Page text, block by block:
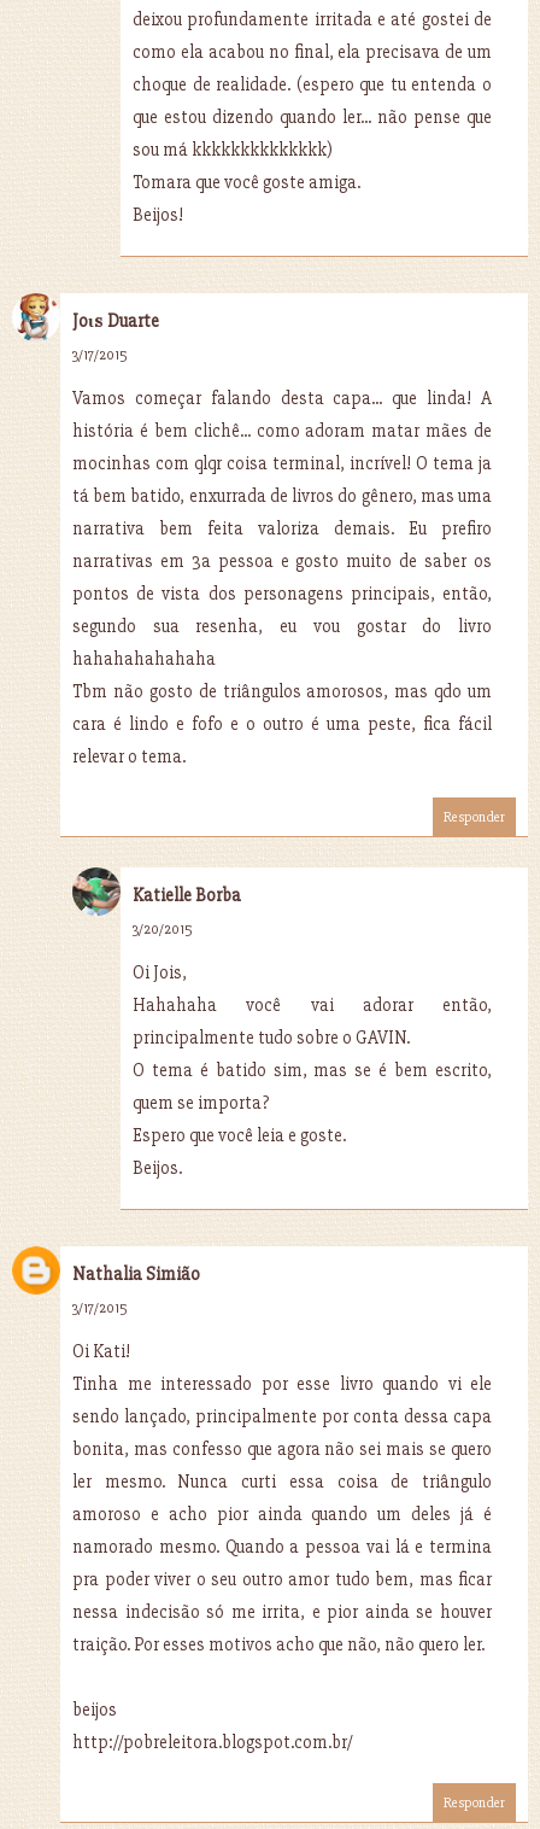
deixou profundamente irritada e até gostei de
como ela acabou no final, ela precisava de um
choque de realidade. (espero que tu entenda o
que estou dizendo quando ler... não pense que
sou má kkkkkkkkkkkkkk)
Tomara que você goste amiga.
Beijos!
Joιѕ Duarte
3/17/2015
Vamos começar falando desta capa... que linda! A
história é bem clichê... como adoram matar mães de
mocinhas com qlqr coisa terminal, incrível! O tema ja
tá bem batido, enxurrada de livros do gênero, mas uma
narrativa bem feita valoriza demais. Eu prefiro
narrativas em 3a pessoa e gosto muito de saber os
pontos de vista dos personagens principais, então,
segundo sua resenha, eu vou gostar do livro
hahahahahahaha
Tbm não gosto de triângulos amorosos, mas qdo um
cara é lindo e fofo e o outro é uma peste, fica fácil
relevar o tema.
Responder
Katielle Borba
3/20/2015
Oi Jois,
Hahahaha você vai adorar então,
principalmente tudo sobre o GAVIN.
O tema é batido sim, mas se é bem escrito,
quem se importa?
Espero que você leia e goste.
Beijos.
Nathalia Simião
3/17/2015
Oi Kati!
Tinha me interessado por esse livro quando vi ele
sendo lançado, principalmente por conta dessa capa
bonita, mas confesso que agora não sei mais se quero
ler mesmo. Nunca curti essa coisa de triângulo
amoroso e acho pior ainda quando um deles já é
namorado mesmo. Quando a pessoa vai lá e termina
pra poder viver o seu outro amor tudo bem, mas ficar
nessa indecisão só me irrita, e pior ainda se houver
traição. Por esses motivos acho que não, não quero ler.
beijos
http://pobreleitora.blogspot.com.br/
Responder